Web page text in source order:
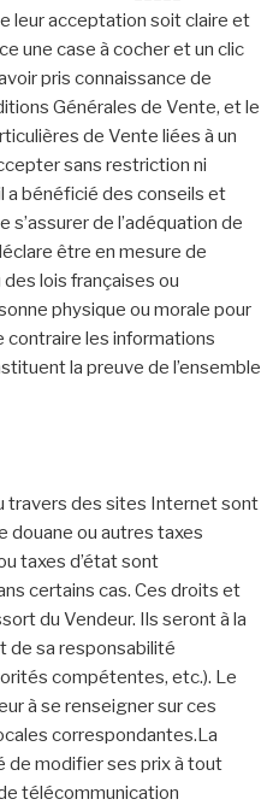
leur acceptation soit claire et
une case à cocher et un clic
pris connaissance de
Générales de Vente, et le
de Vente liées à un
sans restriction ni
a bénéficié des conseils et
de l’adéquation de
être en mesure de
lois françaises ou
physique ou morale pour
contraire les informations
la preuve de l’ensemble
travers des sites Internet sont
douane ou autres taxes
taxes d’état sont
certains cas. Ces droits et
du Vendeur. Ils seront à la
de sa responsabilité
compétentes, etc.). Le
à se renseigner sur ces
correspondantes.La
de modifier ses prix à tout
télécommunication